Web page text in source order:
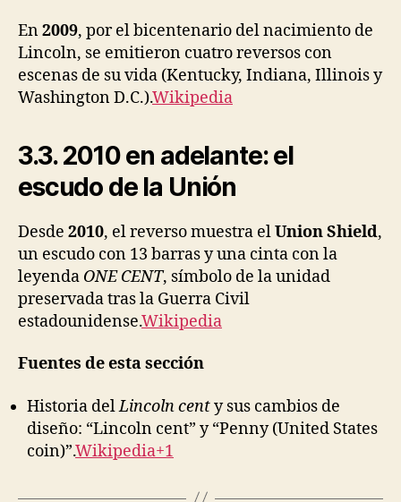
En2009, por el bicentenario del nacimiento de
Lincoln, se emitieron cuatro reversos con
escenas de su vida (Kentucky, Indiana, Illinois y
Washington D.C.).Wikipedia
3.3. 2010 en adelante: el
escudo de la Unión
Desde 2010, el reverso muestra elUnion Shield,
un escudo con 13 barras y una cinta con la
leyenda ONE CENT, símbolo de la unidad
preservada tras la Guerra Civil
estadounidense.Wikipedia
Fuentes de esta sección
Historia delLincoln centy sus cambios de
diseño: “Lincoln cent” y “Penny (United States
coin)”.Wikipedia+1